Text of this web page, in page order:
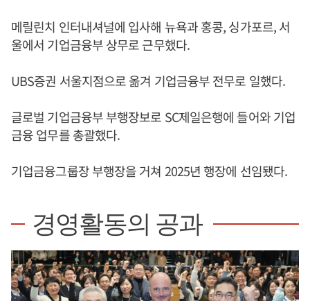
메릴린치 인터내셔널에 입사해 뉴욕과 홍콩, 싱가포르, 서
울에서 기업금융부 상무로 근무했다.​
UBS증권 서울지점으로 옮겨 기업금융부 전무로 일했다.​
글로벌 기업금융부 부행장보로 SC제일은행에 들어와 기업
금융 업무를 총괄했다.​
기업금융그룹장 부행장을 거쳐 2025년 행장에 선임됐다.
경영활동의 공과